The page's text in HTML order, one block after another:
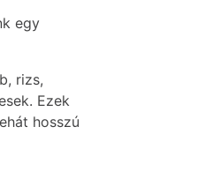
egy
rizs,
Ezek
hosszú